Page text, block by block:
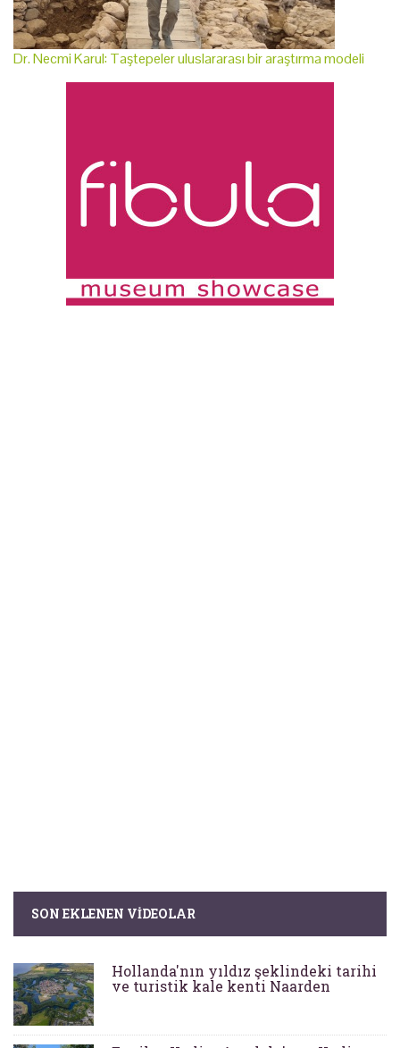
Dr. Necmi Karul: Taştepeler uluslararası bir araştırma modeli
SON EKLENEN VIDEOLAR
Hollanda'nın yıldız şeklindeki tarihi
ve turistik kale kenti Naarden